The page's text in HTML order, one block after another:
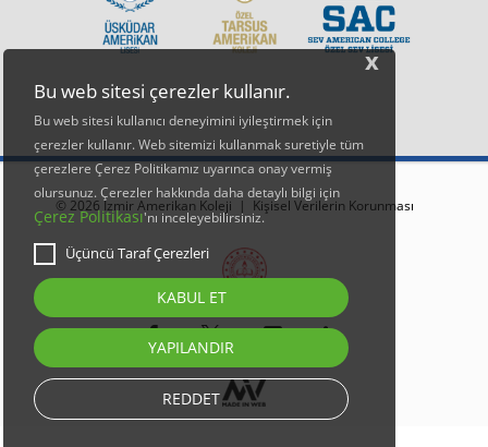
x
Bu web sitesi çerezler kullanır.
Bu web sitesi kullanıcı deneyimini iyileştirmek için
çerezler kullanır. Web sitemizi kullanmak suretiyle tüm
çerezlere Çerez Politikamız uyarınca onay vermiş
olursunuz. Çerezler hakkında daha detaylı bilgi için
Çerez Politikası'nı inceleyebilirsiniz.
Üçüncü Taraf Çerezleri
KABUL ET
YAPILANDIR
REDDET
© 2026 İzmir Amerikan Koleji | Kişisel Verilerin Korunması